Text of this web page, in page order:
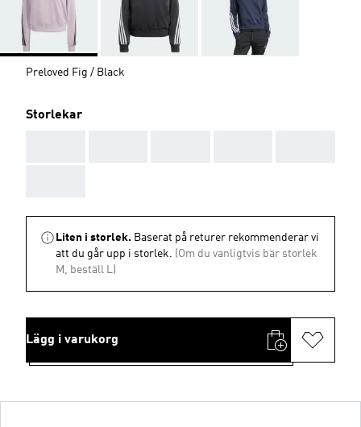
Preloved Fig / Black
Storlekar
Liten i storlek. Baserat på returer rekommenderar vi
att du går upp i storlek. (Om du vanligtvis bär storlek
M, beställ L)
Lägg i varukorg